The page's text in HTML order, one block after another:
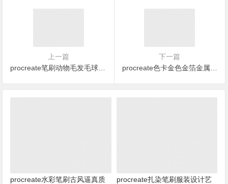
上一篇
下一篇
procreate水彩笔刷古风逼真质
procreate扎染笔刷服装设计艺